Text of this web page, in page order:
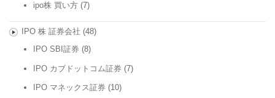
ipo株 買い方 (7)
IPO 株 証券会社 (48)
IPO SBI証券 (8)
IPO カブドットコム証券 (7)
IPO マネックス証券 (10)